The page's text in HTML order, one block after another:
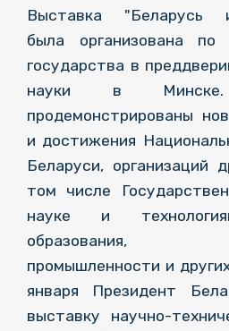
Выставка "Беларусь
была организована по
государства в
науки в
продемонстрированы
и достижения
Беларуси, организаций
том числе
науке и
образования,
промышленности и
января Президент
выставку научно-